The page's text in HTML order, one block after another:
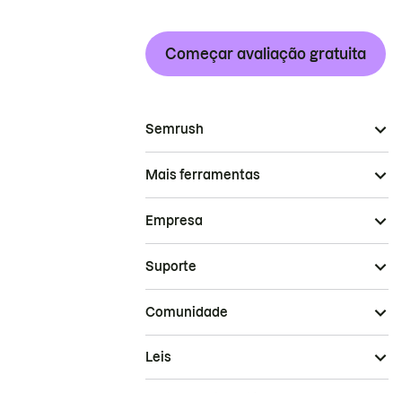
Começar avaliação gratuita
Semrush
Mais ferramentas
Empresa
Suporte
Comunidade
Leis